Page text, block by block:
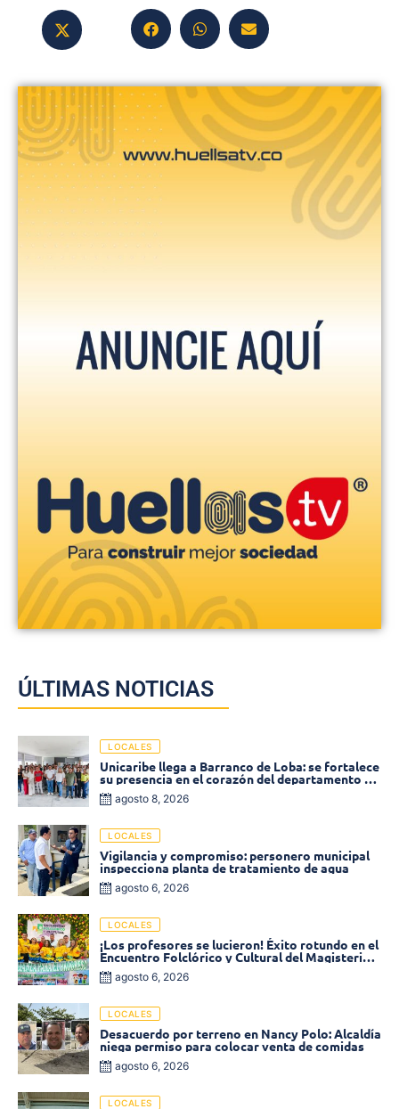
ÚLTIMAS NOTICIAS
LOCALES
Unicaribe llega a Barranco de Loba: se fortalece
su presencia en el corazón del departamento de
Bolívar
agosto 8, 2026
LOCALES
Vigilancia y compromiso: personero municipal
inspecciona planta de tratamiento de agua
agosto 6, 2026
LOCALES
¡Los profesores se lucieron! Éxito rotundo en el
Encuentro Folclórico y Cultural del Magisterio
2026 en Ciénaga
agosto 6, 2026
LOCALES
Desacuerdo por terreno en Nancy Polo: Alcaldía
niega permiso para colocar venta de comidas
agosto 6, 2026
LOCALES